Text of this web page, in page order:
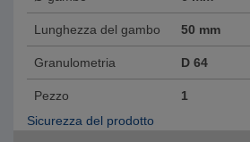
Lunghezza del gambo 50 mm
Granulometria D 64
Pezzo
1
Sicurezza del prodotto